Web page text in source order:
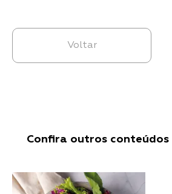
Voltar
Confira outros